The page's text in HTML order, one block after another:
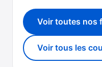
Voir toutes nos
Voir tous les